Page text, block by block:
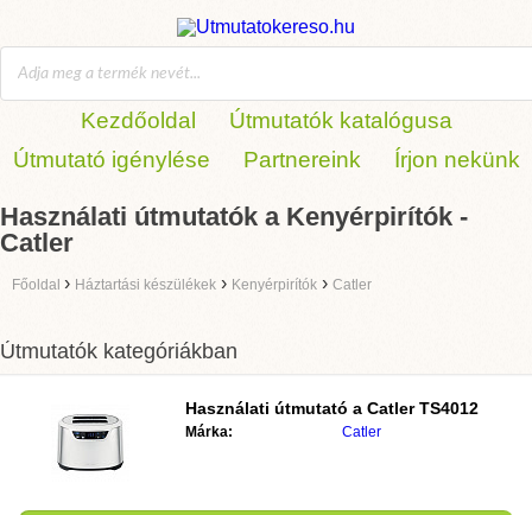
Kezdőoldal
Útmutatók katalógusa
Útmutató igénylése
Partnereink Írjon nekünk
Használati útmutatók a Kenyérpirítók -
Catler
Főoldal › Háztartási készülékek › Kenyérpirítók › Catler
Útmutatók kategóriákban
Használati útmutató a Catler TS4012
Márka: Catler